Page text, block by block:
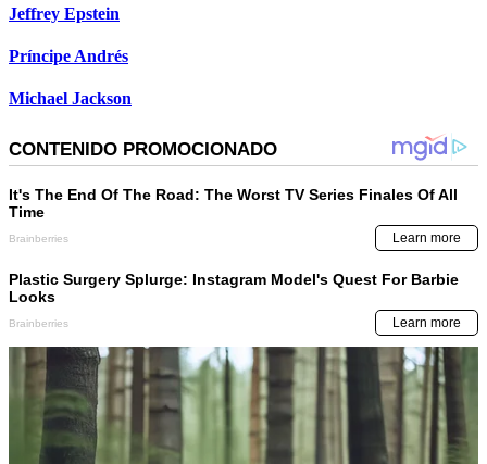
Jeffrey Epstein
Príncipe Andrés
Michael Jackson